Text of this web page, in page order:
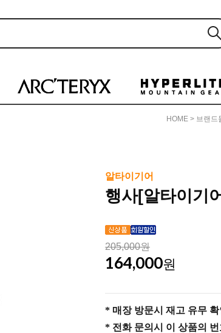
HOME > 브랜드
알타이기어
행사[알타이기
205,000원
164,000원
* 매장 방문시 재고 유무
* 전화 문의시 이 상품의